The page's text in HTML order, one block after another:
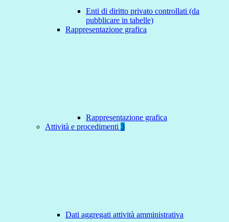
Enti di diritto privato controllati (da
pubblicare in tabelle)
Rappresentazione grafica
Rappresentazione grafica
Attività e procedimenti 3
Dati aggregati attività amministrativa